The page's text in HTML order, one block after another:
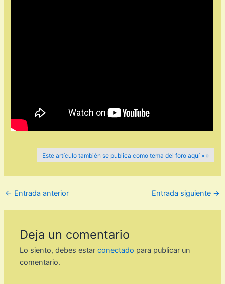
Este artículo también se publica como tema del foro aquí » »
← Entrada anterior Entrada siguiente →
Deja un comentario
Lo siento, debes estarconectado para publicar un
comentario.